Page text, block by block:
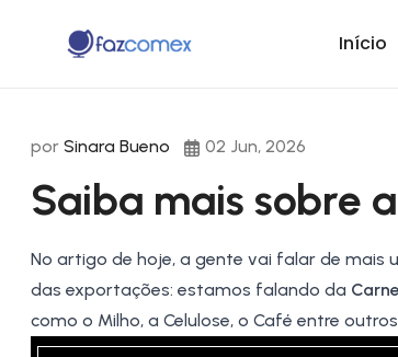
Início
por Sinara Bueno 02 Jun, 2026
Saiba mais sobre
No artigo de hoje, a gente vai falar de mais
das exportações: estamos falando da
como o Milho, a Celulose, o Café entre